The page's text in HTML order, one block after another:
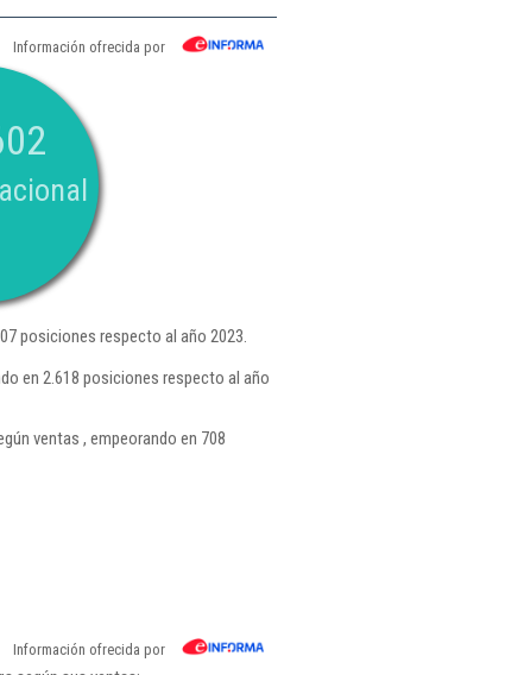
Información ofrecida por
posiciones respecto al año 2023.
en 2.618 posiciones respecto al año
ventas , empeorando en 708
Información ofrecida por